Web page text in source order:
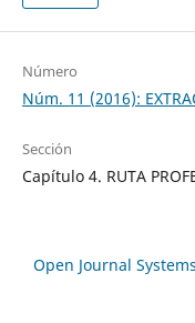
Número
Núm. 11 (2016):
Sección
Capítulo 4. RUTA
Open Journal Systems